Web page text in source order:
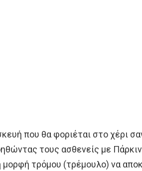
που θα φοριέται στο χέρι
τους ασθενείς με
τρόμου (τρέμουλο) να